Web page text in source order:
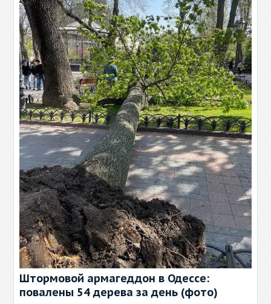
Штормовой армагеддон в Одессе:
повалены 54 дерева за день (фото)